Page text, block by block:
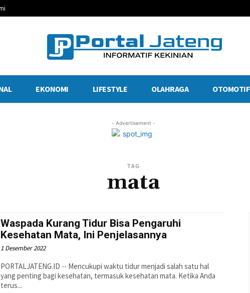
EKONOMI LIFESTYLE OLAHRAGA OTOMOTIF
- Advertisement -
TAG
mata
Waspada Kurang Tidur Bisa Pengaruhi
Kesehatan Mata, Ini Penjelasannya
1 Desember 2022
PORTALJATENG.ID -- Mencukupi waktu tidur menjadi salah satu hal
yang penting bagi kesehatan, termasuk kesehatan mata. Ketika Anda
terus...